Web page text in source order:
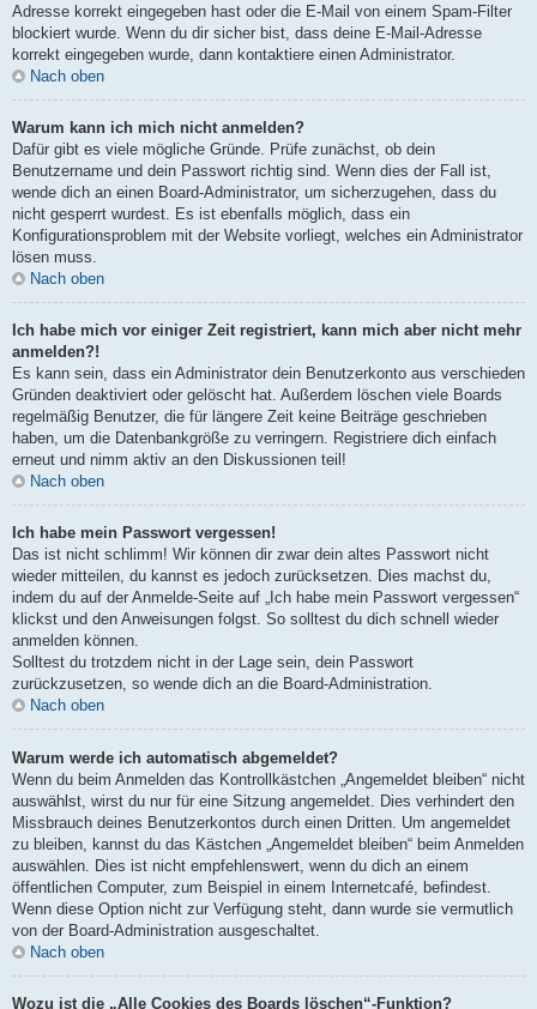
Adresse korrekt eingegeben hast oder die E-Mail von einem Spam-Filter
blockiert wurde. Wenn du dir sicher bist, dass deine E-Mail-Adresse
korrekt eingegeben wurde, dann kontaktiere einen Administrator.
Nach oben
Warum kann ich mich nicht anmelden?
Dafür gibt es viele mögliche Gründe. Prüfe zunächst, ob dein
Benutzername und dein Passwort richtig sind. Wenn dies der Fall ist,
wende dich an einen Board-Administrator, um sicherzugehen, dass du
nicht gesperrt wurdest. Es ist ebenfalls möglich, dass ein
Konfigurationsproblem mit der Website vorliegt, welches ein Administrator
lösen muss.
Nach oben
Ich habe mich vor einiger Zeit registriert, kann mich aber nicht mehr
anmelden?!
Es kann sein, dass ein Administrator dein Benutzerkonto aus verschieden
Gründen deaktiviert oder gelöscht hat. Außerdem löschen viele Boards
regelmäßig Benutzer, die für längere Zeit keine Beiträge geschrieben
haben, um die Datenbankgröße zu verringern. Registriere dich einfach
erneut und nimm aktiv an den Diskussionen teil!
Nach oben
Ich habe mein Passwort vergessen!
Das ist nicht schlimm! Wir können dir zwar dein altes Passwort nicht
wieder mitteilen, du kannst es jedoch zurücksetzen. Dies machst du,
indem du auf der Anmelde-Seite auf „Ich habe mein Passwort vergessen“
klickst und den Anweisungen folgst. So solltest du dich schnell wieder
anmelden können.
Solltest du trotzdem nicht in der Lage sein, dein Passwort
zurückzusetzen, so wende dich an die Board-Administration.
Nach oben
Warum werde ich automatisch abgemeldet?
Wenn du beim Anmelden das Kontrollkästchen „Angemeldet bleiben“ nicht
auswählst, wirst du nur für eine Sitzung angemeldet. Dies verhindert den
Missbrauch deines Benutzerkontos durch einen Dritten. Um angemeldet
zu bleiben, kannst du das Kästchen „Angemeldet bleiben“ beim Anmelden
auswählen. Dies ist nicht empfehlenswert, wenn du dich an einem
öffentlichen Computer, zum Beispiel in einem Internetcafé, befindest.
Wenn diese Option nicht zur Verfügung steht, dann wurde sie vermutlich
von der Board-Administration ausgeschaltet.
Nach oben
Wozu ist die „Alle Cookies des Boards löschen“-Funktion?